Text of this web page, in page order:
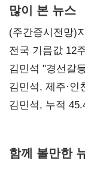
많이 본 뉴스
(주간증시전망)
전국 기름값 12
김민석 "경선갈
사과부터"
김민석, 제주·
탈환'(종합)
김민석, 누적
함께 볼만한